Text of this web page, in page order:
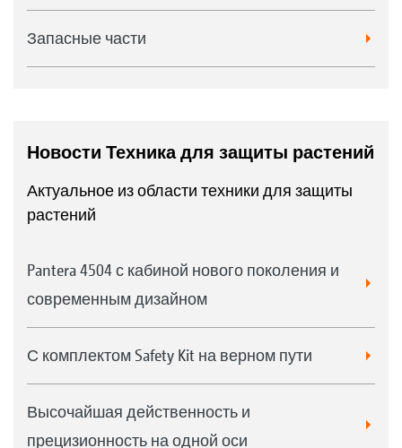
Запасные части
Новости Техника для защиты растений
Актуальное из области техники для защиты
растений
Pantera 4504 с кабиной нового поколения и
современным дизайном
С комплектом Safety Kit на верном пути
Высочайшая действенность и
прецизионность на одной оси